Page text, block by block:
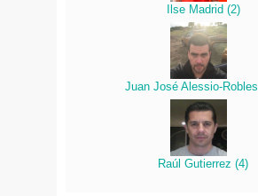
Ilse Madrid (2)
Juan José Alessio-Robles
Raúl Gutierrez (4)